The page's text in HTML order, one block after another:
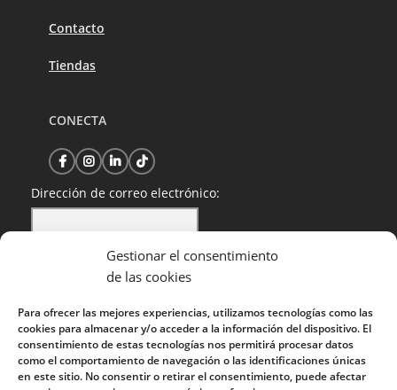
Gestionar el consentimiento
de las cookies
Para ofrecer las mejores experiencias, utilizamos tecnologías como las
cookies para almacenar y/o acceder a la información del dispositivo. El
consentimiento de estas tecnologías nos permitirá procesar datos
como el comportamiento de navegación o las identificaciones únicas
en este sitio. No consentir o retirar el consentimiento, puede afectar
Contacto
Tiendas
CONECTA
Dirección de correo electrónico:
He leído y acepto la política de privacidad